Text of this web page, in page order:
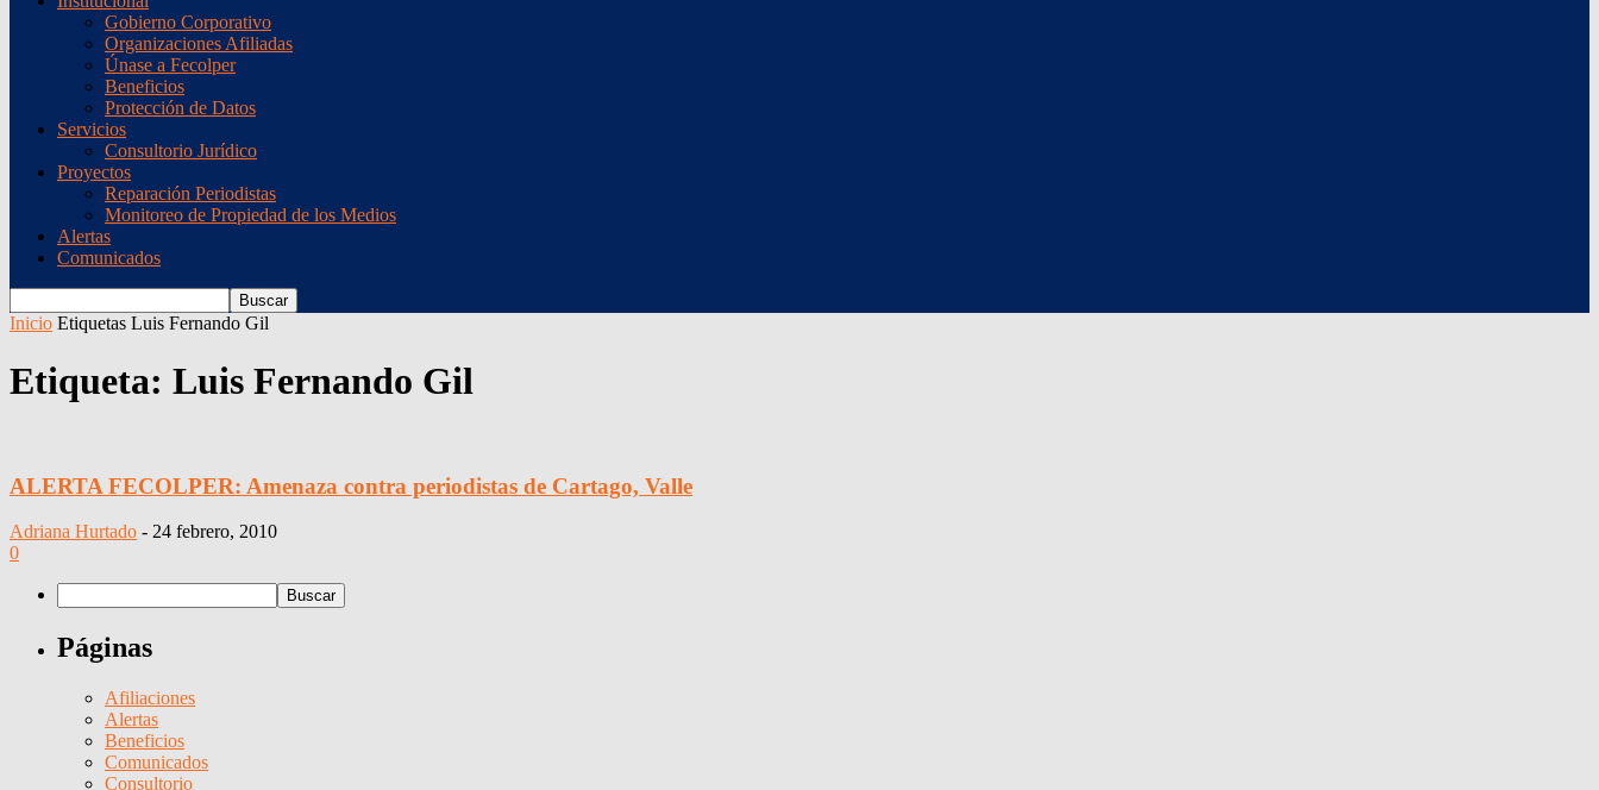
Gobierno Corporativo
Organizaciones Afiliadas
Únase a Fecolper
Beneficios
Protección de Datos
Servicios
Consultorio Jurídico
Proyectos
Reparación Periodistas
Monitoreo de Propiedad de los Medios
Alertas
Comunicados
Inicio Etiquetas Luis Fernando Gil
Etiqueta: Luis Fernando Gil
ALERTA FECOLPER: Amenaza contra periodistas de Cartago, Valle
Adriana Hurtado - 24 febrero, 2010
0
Páginas
Afiliaciones
Alertas
Beneficios
Comunicados
Consultorio